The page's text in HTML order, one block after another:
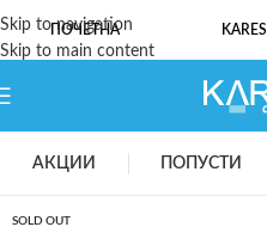
Skip to navigation
Skip to main content
ПОЧЕТНА KARES
АКЦИИ ПОПУСТИ
SOLD OUT